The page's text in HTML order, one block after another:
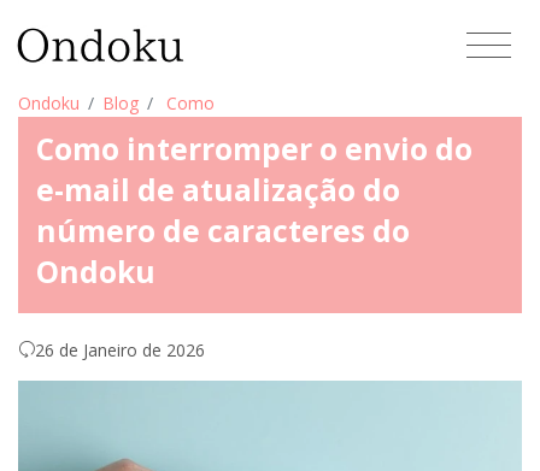
Ondoku Blog Como
Como interromper o envio do
e-mail de atualização do
número de caracteres do
Ondoku
26 de Janeiro de 2026